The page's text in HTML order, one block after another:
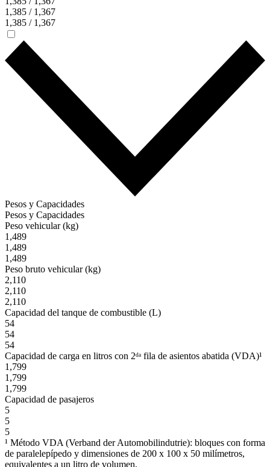
1,385 / 1,367
1,385 / 1,367
Pesos y Capacidades
Pesos y Capacidades
Peso vehicular (kg)
1,489
1,489
1,489
Peso bruto vehicular (kg)
2,110
2,110
2,110
Capacidad del tanque de combustible (L)
54
54
54
Capacidad de carga en litros con 2ᵈᵃ fila de asientos abatida (VDA)¹
1,799
1,799
1,799
Capacidad de pasajeros
5
5
5
¹ Método VDA (Verband der Automobilindutrie): bloques con forma
de paralelepípedo y dimensiones de 200 x 100 x 50 milímetros,
equivalentes a un litro de volumen.